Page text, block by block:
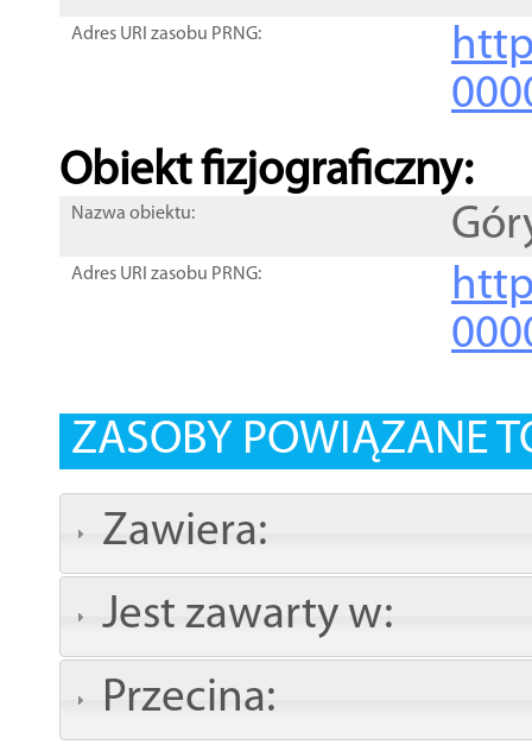
Adres URI zasobu PRNG:
Obiekt fizjograficzny:
Nazwa obiektu:
Adres URI zasobu PRNG:
ZASOBY POWIĄZANE
Zawiera:
Jest zawarty w:
Przecina: